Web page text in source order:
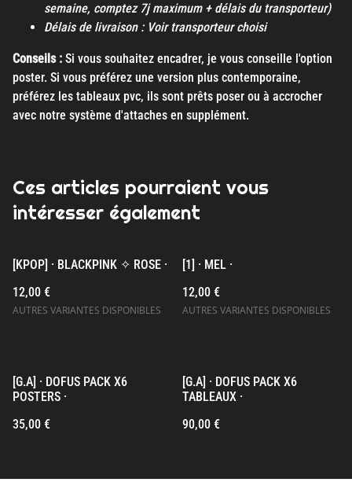
semaine, comptez 7j maximum + délais du transporteur)
Délais de livraison : Voir transporteur choisi
Conseils : Si vous souhaitez encadrer, je vous conseille l'option
poster. Si vous préférez une version plus contemporaine,
préférez les tableaux pvc, ils sont prêts poser ou à accrocher
avec notre système d'attaches en supplément.
Ces articles pourraient vous
intéresser également
[KPOP] · BLACKPINK ✧ ROSE ·
12,00 €
AUTRES VARIANTES DISPONIBLES
[1] · MEL ·
12,00 €
AUTRES VARIANTES DISPONIBLES
[G.A] · DOFUS PACK X6
POSTERS ·
35,00 €
[G.A] · DOFUS PACK X6
TABLEAUX ·
90,00 €